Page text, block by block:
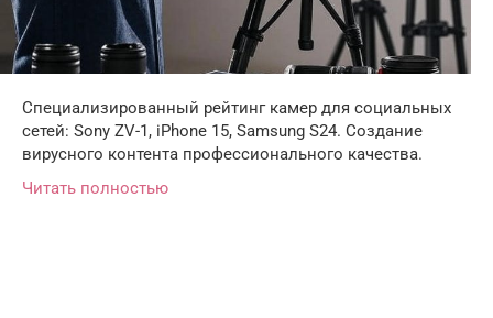
Специализированный рейтинг камер для социальных
сетей: Sony ZV-1, iPhone 15, Samsung S24. Создание
вирусного контента профессионального качества.
Читать полностью